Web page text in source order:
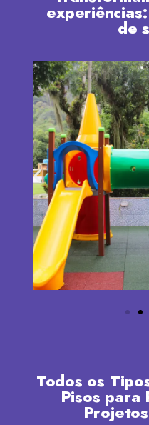
de
Todos os
Pisos para